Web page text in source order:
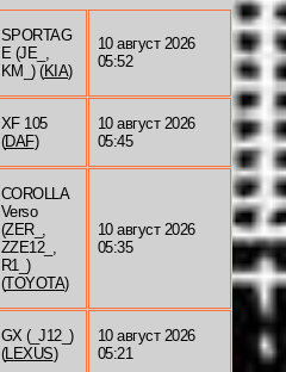
SPORTAG
E (JE_,
KM_) (KIA)
10 август 2026
05:52
XF 105
(DAF)
10 август 2026
05:45
COROLLA
Verso
(ZER_,
ZZE12_,
R1_)
(TOYOTA)
10 август 2026
05:35
GX (_J12_)
(LEXUS)
10 август 2026
05:21